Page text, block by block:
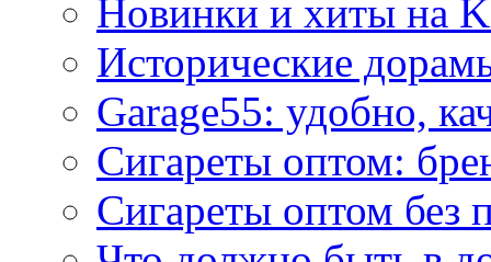
Новинки и хиты на
Исторические
Garage55: удобно,
Сигареты оптом:
Сигареты оптом без